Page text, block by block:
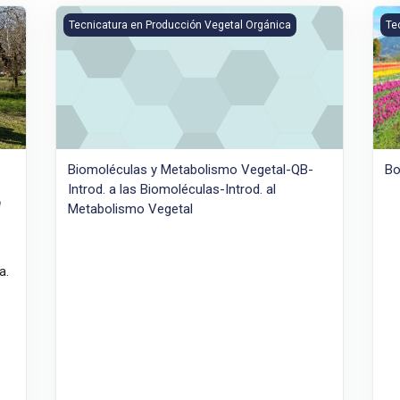
Biomoléculas y Metabolismo Vegetal-QB- Introd. a las
Tecnicatura en Producción Vegetal Orgánica
Biomoléculas y Metabolismo Vegetal-QB-
Introd. a las Biomoléculas-Introd. al
Metabolismo Vegetal